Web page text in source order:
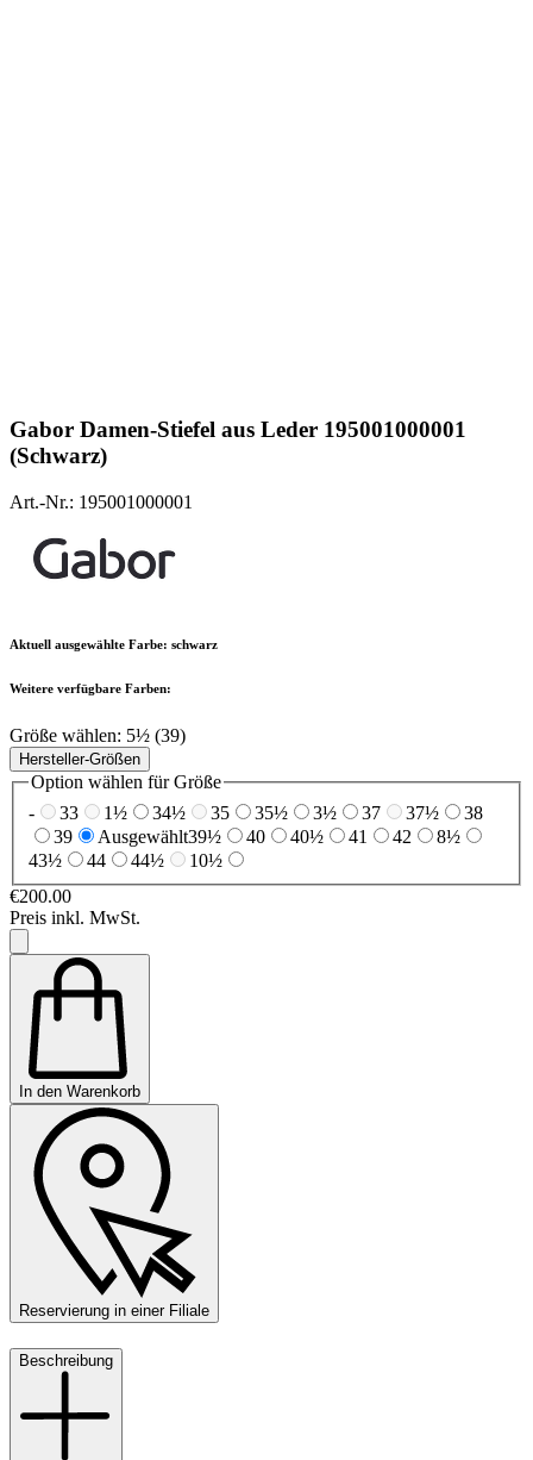
Gabor Damen-Stiefel aus Leder 195001000001
(Schwarz)
Art.-Nr.: 195001000001
Aktuell ausgewählte Farbe: schwarz
Weitere verfügbare Farben:
Größe wählen: 5½ (39)
Hersteller-Größen
Option wählen für Größe
-
33 1½ 34½ 35 35½ 3½ 37 37½
38
39
Ausgewählt39½ 40 40½ 41 42
8½
43½
44 44½
10½
€200.00
Preis inkl. MwSt.
In den Warenkorb
Reservierung in einer Filiale
Beschreibung